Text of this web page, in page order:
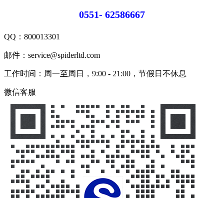
0551- 62586667
QQ： 800013301
邮件：service@spiderltd.com
工作时间：周一至周日，9:00 - 21:00，节假日不休息
微信客服